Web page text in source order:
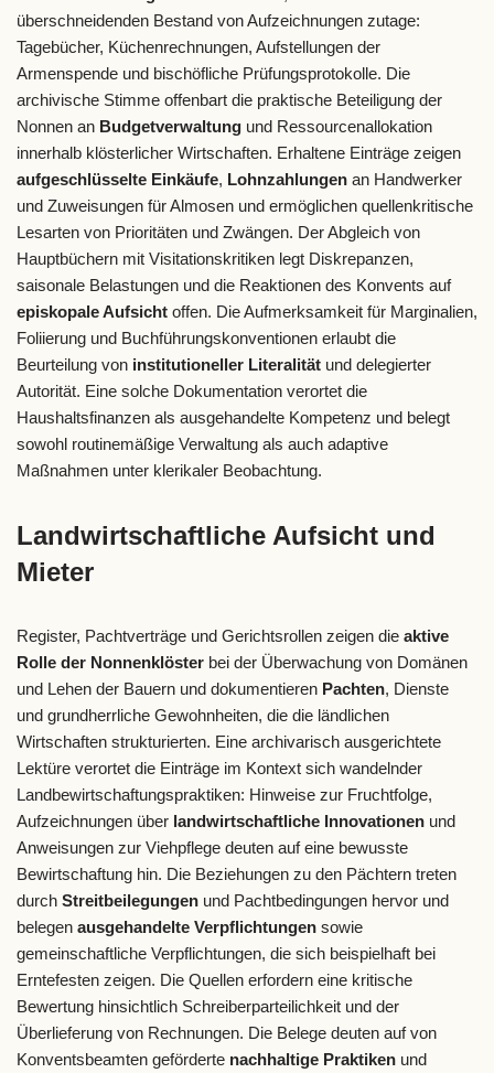
überschneidenden Bestand von Aufzeichnungen zutage:
Tagebücher, Küchenrechnungen, Aufstellungen der
Armenspende und bischöfliche Prüfungsprotokolle. Die
archivische Stimme offenbart die praktische Beteiligung der
Nonnen an Budgetverwaltung und Ressourcenallokation
innerhalb klösterlicher Wirtschaften. Erhaltene Einträge zeigen
aufgeschlüsselte Einkäufe, Lohnzahlungen an Handwerker
und Zuweisungen für Almosen und ermöglichen quellenkritische
Lesarten von Prioritäten und Zwängen. Der Abgleich von
Hauptbüchern mit Visitationskritiken legt Diskrepanzen,
saisonale Belastungen und die Reaktionen des Konvents auf
episkopale Aufsicht offen. Die Aufmerksamkeit für Marginalien,
Foliierung und Buchführungskonventionen erlaubt die
Beurteilung von institutioneller Literalität und delegierter
Autorität. Eine solche Dokumentation verortet die
Haushaltsfinanzen als ausgehandelte Kompetenz und belegt
sowohl routinemäßige Verwaltung als auch adaptive
Maßnahmen unter klerikaler Beobachtung.
Landwirtschaftliche Aufsicht und
Mieter
Register, Pachtverträge und Gerichtsrollen zeigen die aktive
Rolle der Nonnenklöster bei der Überwachung von Domänen
und Lehen der Bauern und dokumentieren Pachten, Dienste
und grundherrliche Gewohnheiten, die die ländlichen
Wirtschaften strukturierten. Eine archivarisch ausgerichtete
Lektüre verortet die Einträge im Kontext sich wandelnder
Landbewirtschaftungspraktiken: Hinweise zur Fruchtfolge,
Aufzeichnungen über landwirtschaftliche Innovationen und
Anweisungen zur Viehpflege deuten auf eine bewusste
Bewirtschaftung hin. Die Beziehungen zu den Pächtern treten
durch Streitbeilegungen und Pachtbedingungen hervor und
belegen ausgehandelte Verpflichtungen sowie
gemeinschaftliche Verpflichtungen, die sich beispielhaft bei
Erntefesten zeigen. Die Quellen erfordern eine kritische
Bewertung hinsichtlich Schreiberparteilichkeit und der
Überlieferung von Rechnungen. Die Belege deuten auf von
Konventsbeamten geförderte nachhaltige Praktiken und